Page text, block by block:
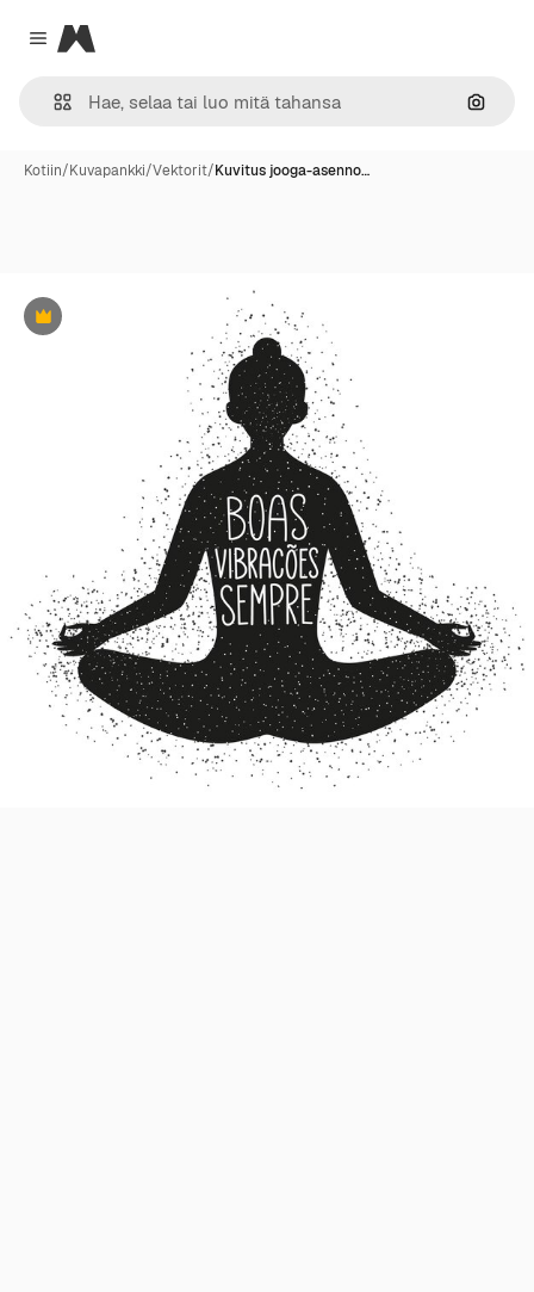
Close menu
Magnific
Hae
Kotiin/Kuvapankki/Vektorit/Kuvitus jooga-asenno…
Premium